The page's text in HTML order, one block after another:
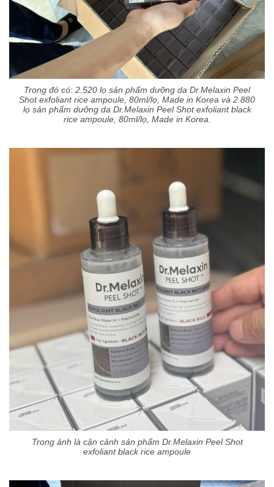
Trong đó có: 2.520 lọ sản phẩm dưỡng da Dr.Melaxin Peel
Shot exfoliant rice ampoule, 80ml/lọ, Made in Korea và 2.880
lọ sản phẩm dưỡng da Dr.Melaxin Peel Shot exfoliant black
rice ampoule, 80ml/lọ, Made in Korea.
Trong ảnh là cận cảnh sản phẩm Dr.Melaxin Peel Shot
exfoliant black rice ampoule